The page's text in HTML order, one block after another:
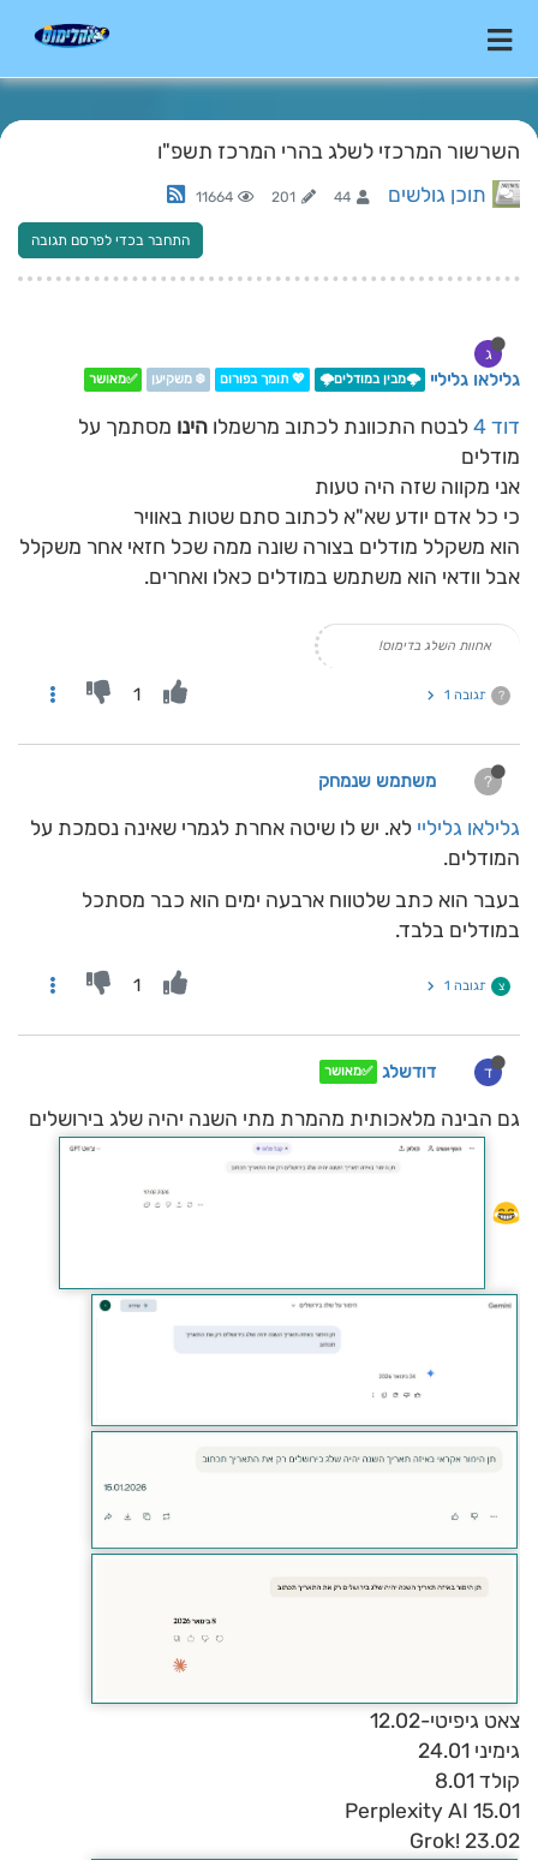
השרשור המרכזי לשלג בהרי המרכז תשפ"ו
תוכן גולשים 44
201
11664
התחבר בכדי לפרסם תגובה
ג
גלילאו גליליי 🌩️מבין במודלים🌩️ 💖 תומך בפורום ❄️ משקיען ✅מאושר
דוד 4 לבטח התכוונת לכתוב מרשמלו הינו מסתמך על
מודלים
אני מקווה שזה היה טעות
כי כל אדם יודע שא"א לכתוב סתם שטות באוויר
הוא משקלל מודלים בצורה שונה ממה שכל חזאי אחר משקלל
אבל וודאי הוא משתמש במודלים כאלו ואחרים.
אחוות השלג בדימוס!
? תגובה 1 1
? משתמש שנמחק
גלילאו גליליי לא. יש לו שיטה אחרת לגמרי שאינה נסמכת על
המודלים.
בעבר הוא כתב שלטווח ארבעה ימים הוא כבר מסתכל
במודלים בלבד.
צ תגובה 1 1
ד דודשלג ✅מאושר
גם הבינה מלאכותית מהמרת מתי השנה יהיה שלג בירושלים
צאט גיפיטי-12.02
גימיני 24.01
קולד 8.01
Perplexity AI 15.01
Grok! 23.02